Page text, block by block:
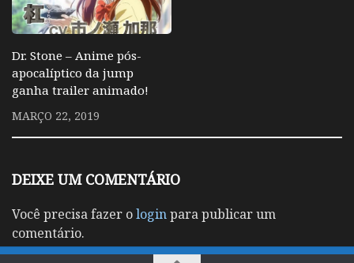
Dr. Stone – Anime pós-
apocalíptico da jump
ganha trailer animado!
MARÇO 22, 2019
DEIXE UM COMENTÁRIO
Você precisa fazer ologinpara publicar um
comentário.